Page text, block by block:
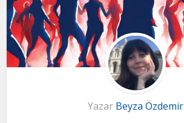
Yazar Beyza Özdemir